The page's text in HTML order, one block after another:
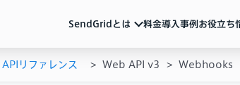
SendGridとは
SendGridとは
料金導入事例お役立ち
活用ガイド
ドキュメント
サポート
APIリファレンス Web API v3 Webhooks